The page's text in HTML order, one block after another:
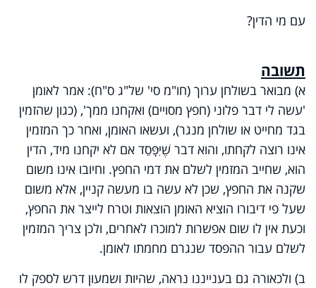
עם מי הדין?
תשובה
א) מבואר בשולחן ערוך (חו"מ סי' של"ג ס"ח): אמר לאומן
'עשה לי דבר פלוני (חפץ מסויים) ואקחנו ממך', (כגון שהזמין
בגד מחייט או שולחן מנגר), ועשאו האומן, ואחר כך המזמין
אינו רוצה לקחתו, והוא דבר שֶׁיִּפָּסֵד אם לא יקחנו מיד, הדין
הוא, שחייב המזמין לשלם את דמי החפץ. וחיובו אינו משום
שקנה את החפץ, שכן לא עשה בו מעשה קניין, אלא משום
שעל פי דיבורו הוציא האומן הוצאות וטרח לייצר את החפץ,
וכעת אין לו שום אפשרות למוכרו לאחרים, ולכן צריך המזמין
לשלם עבור ההפסד שנגרם מחמתו לאומן.
ב) ולכאורה גם בענייננו נראה, שהיות ושמעון דרש לספק לו